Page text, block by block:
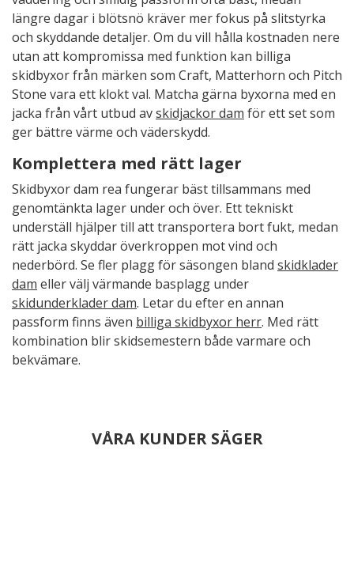
längre dagar i blötsnö kräver mer fokus på slitstyrka
och skyddande detaljer. Om du vill hålla kostnaden nere
utan att kompromissa med funktion kan billiga
skidbyxor från märken som Craft, Matterhorn och Pitch
Stone vara ett klokt val. Matcha gärna byxorna med en
jacka från vårt utbud avskidjackor dam för ett set som
ger bättre värme och väderskydd.
Komplettera med rätt lager
Skidbyxor dam rea fungerar bäst tillsammans med
genomtänkta lager under och över. Ett tekniskt
underställ hjälper till att transportera bort fukt, medan
rätt jacka skyddar överkroppen mot vind och
nederbörd. Se fler plagg för säsongen bland skidklader
dam eller välj värmande basplagg under
skidunderklader dam. Letar du efter en annan
passform finns även billiga skidbyxor herr. Med rätt
kombination blir skidsemestern både varmare och
bekvämare.
VÅRA KUNDER SÄGER